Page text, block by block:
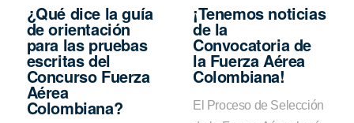
¿Qué dice la guía
de orientación
para las pruebas
escritas del
Concurso Fuerza
Aérea
Colombiana?
¡Tenemos noticias
de la
Convocatoria de
la Fuerza Aérea
Colombiana!
El Proceso de Selección